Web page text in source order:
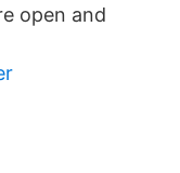
open and